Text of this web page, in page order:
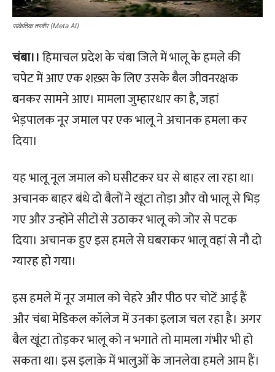
सांकेतिक तस्वीर (Meta AI)
चंबा।।हिमाचल प्रदेश के चंबा जिले में भालू के हमले की
चपेट में आए एक शख़्स के लिए उसके बैल जीवनरक्षक
बनकर सामने आए। मामला जुम्हारधार का है, जहां
भेड़पालक नूर जमाल पर एक भालू ने अचानक हमला कर
दिया।
यह भालू नूल जमाल को घसीटकर घर से बाहर ला रहा था।
अचानक बाहर बंधे दो बैलों ने खूंटा तोड़ा और वो भालू से भिड़
गए और उन्होंने सीटों से उठाकर भालू को जोर से पटक
दिया। अचानक हुए इस हमले से घबराकर भालू वहां से नौ दो
ग्यारह हो गया।
इस हमले में नूर जमाल को चेहरे और पीठ पर चोटें आई हैं
और चंबा मेडिकल कॉलेज में उनका इलाज चल रहा है। अगर
बैल खूंटा तोड़कर भालू को न भगाते तो मामला गंभीर भी हो
सकता था। इस इलाक़े में भालुओं के जानलेवा हमले आम हैं।